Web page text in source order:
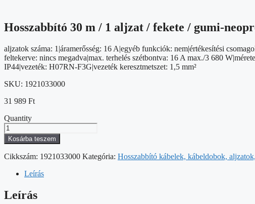
Hosszabbító 30 m / 1 aljzat / fekete / gumi-
aljzatok száma: 1|áramerősség: 16 A|egyéb funkciók: nem|értékesítési
feltekerve: nincs megadva|max. terhelés szétbontva: 16 A max./3 680
IP44|vezeték: H07RN-F3G|vezeték keresztmetszet: 1,5 mm²
SKU: 1921033000
31 989 Ft
Quantity
Hosszabbító
30
m
/
aljzat
fekete
/
Kosárba teszem
Cikkszám: 1921033000 Kategória: Hosszabbító kábelek, kábeldobok,
Leírás
Leírás